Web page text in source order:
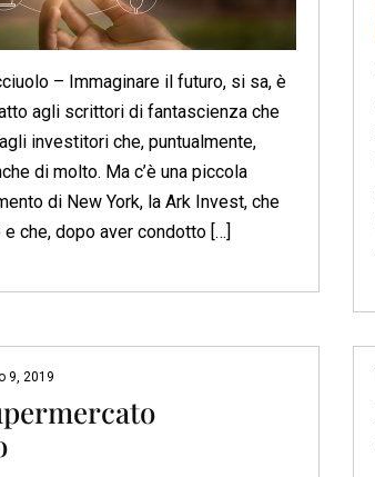
– Immaginare il futuro, si sa, è
agli scrittori di fantascienza che
investitori che, puntualmente,
di molto. Ma c’è una piccola
di New York, la Ark Invest, che
che, dopo aver condotto […]
9, 2019